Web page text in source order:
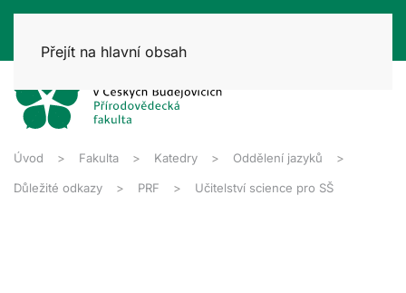
Přejít na hlavní obsah
Úvod Fakulta Katedry Oddělení jazyků
Důležité odkazy PRF Učitelství science pro SŠ